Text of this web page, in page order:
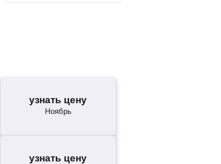
узнать цену
Ноябрь
узнать цену